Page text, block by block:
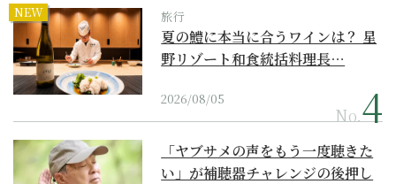
NEW 旅行
夏の鱧に本当に合うワインは？ 星
野リゾート和食統括料理長…
2026/08/05
No.
「ヤブサメの声をもう一度聴きた
い」が補聴器チャレンジの後押し